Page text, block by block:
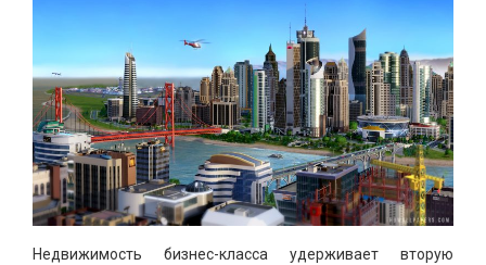
Недвижимость бизнес-класса удерживает вторую